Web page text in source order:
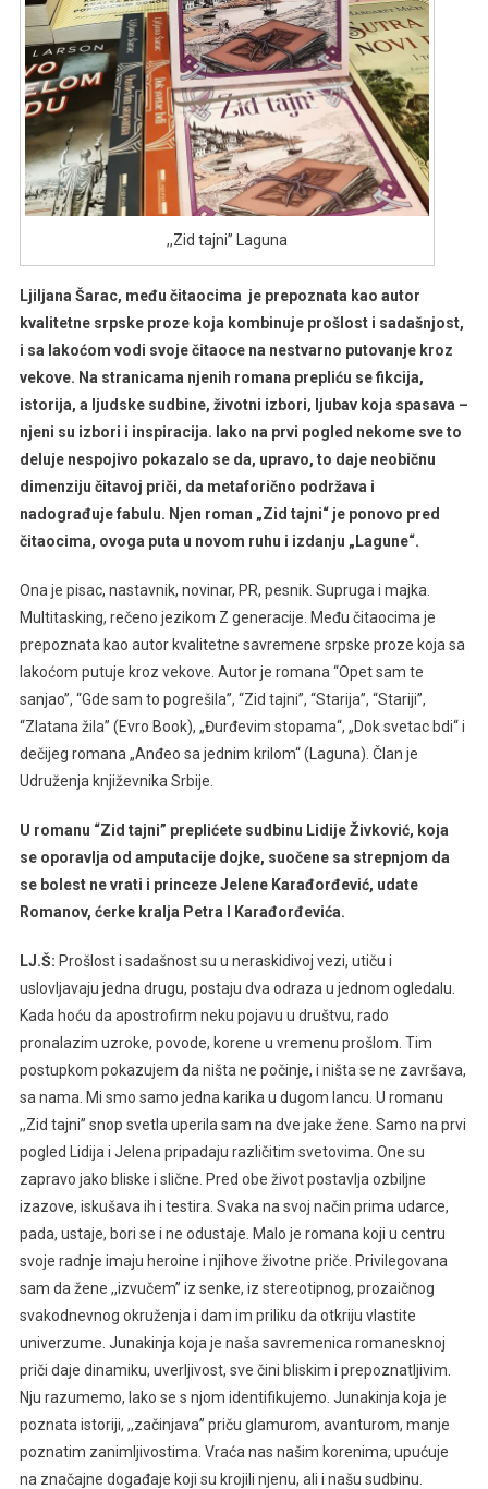
,,Zid tajni” Laguna
Ljiljana Šarac, među čitaocima je prepoznata kao autor
kvalitetne srpske proze koja kombinuje prošlost i sadašnjost,
i sa lakoćom vodi svoje čitaoce na nestvarno putovanje kroz
vekove. Na stranicama njenih romana prepliću se fikcija,
istorija, a ljudske sudbine, životni izbori, ljubav koja spasava –
njeni su izbori i inspiracija. Iako na prvi pogled nekome sve to
deluje nespojivo pokazalo se da, upravo, to daje neobičnu
dimenziju čitavoj priči, da metaforično podržava i
nadograđuje fabulu. Njen roman „Zid tajni“ je ponovo pred
čitaocima, ovoga puta u novom ruhu i izdanju „Lagune“.
Ona je pisac, nastavnik, novinar, PR, pesnik. Supruga i majka.
Multitasking, rečeno jezikom Z generacije. Među čitaocima je
prepoznata kao autor kvalitetne savremene srpske proze koja sa
lakoćom putuje kroz vekove. Autor je romana “Opet sam te
sanjao”, “Gde sam to pogrešila”, “Zid tajni”, “Starija”, “Stariji”,
“Zlatana žila” (Evro Book), „Đurđevim stopama“, „Dok svetac bdi“ i
dečijeg romana „Anđeo sa jednim krilom“ (Laguna). Član je
Udruženja književnika Srbije.
U romanu “Zid tajni” preplićete sudbinu Lidije Živković, koja
se oporavlja od amputacije dojke, suočene sa strepnjom da
se bolest ne vrati i princeze Jelene Karađorđević, udate
Romanov, ćerke kralja Petra I Karađorđevića.
LJ.Š: Prošlost i sadašnost su u neraskidivoj vezi, utiču i
uslovljavaju jedna drugu, postaju dva odraza u jednom ogledalu.
Kada hoću da apostrofirm neku pojavu u društvu, rado
pronalazim uzroke, povode, korene u vremenu prošlom. Tim
postupkom pokazujem da ništa ne počinje, i ništa se ne završava,
sa nama. Mi smo samo jedna karika u dugom lancu. U romanu
,,Zid tajni’’ snop svetla uperila sam na dve jake žene. Samo na prvi
pogled Lidija i Jelena pripadaju različitim svetovima. One su
zapravo jako bliske i slične. Pred obe život postavlja ozbiljne
izazove, iskušava ih i testira. Svaka na svoj način prima udarce,
pada, ustaje, bori se i ne odustaje. Malo je romana koji u centru
svoje radnje imaju heroine i njihove životne priče. Privilegovana
sam da žene ,,izvučem’’ iz senke, iz stereotipnog, prozaičnog
svakodnevnog okruženja i dam im priliku da otkriju vlastite
univerzume. Junakinja koja je naša savremenica romanesknoj
priči daje dinamiku, uverljivost, sve čini bliskim i prepoznatljivim.
Nju razumemo, lako se s njom identifikujemo. Junakinja koja je
poznata istoriji, ,,začinjava’’ priču glamurom, avanturom, manje
poznatim zanimljivostima. Vraća nas našim korenima, upućuje
na značajne događaje koji su krojili njenu, ali i našu sudbinu.